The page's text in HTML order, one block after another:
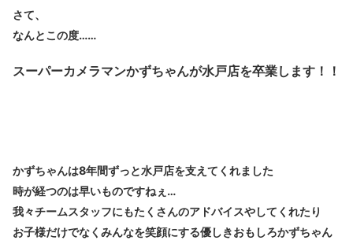
さて、
なんとこの度……
スーパーカメラマンかずちゃんが水戸店を卒業します！！
かずちゃんは8年間ずっと水戸店を支えてくれました
時が経つのは早いものですねぇ…
我々チームスタッフにもたくさんのアドバイスやしてくれたり
お子様だけでなくみんなを笑顔にする優しきおもしろかずちゃん